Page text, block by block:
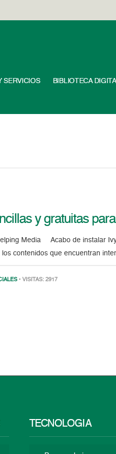
SERVICIOS BIBLIOTECA
y gratuitas
Media Acabo de instalar
contenidos que encuentran
• VISITAS: 2917
TECNOLOGÍA